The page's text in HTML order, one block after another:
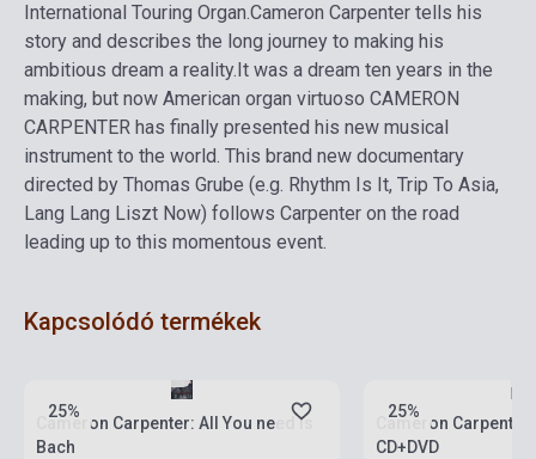
International Touring Organ.Cameron Carpenter tells his
story and describes the long journey to making his
ambitious dream a reality.It was a dream ten years in the
making, but now American organ virtuoso CAMERON
CARPENTER has finally presented his new musical
instrument to the world. This brand new documentary
directed by Thomas Grube (e.g. Rhythm Is It, Trip To Asia,
Lang Lang Liszt Now) follows Carpenter on the road
leading up to this momentous event.
Kapcsolódó termékek
25%
Cameron Carpenter: All You need is
Bach
25%
Cameron
CD+DVD